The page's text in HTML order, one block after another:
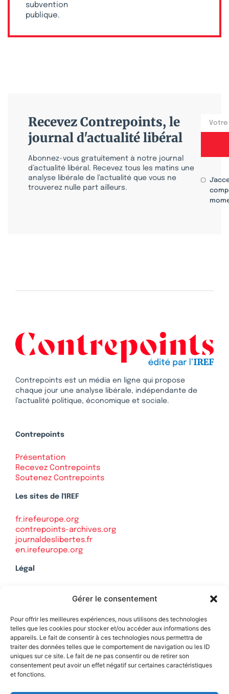
Gérer le consentement
Pour offrir les meilleures expériences, nous utilisons des technologies
telles que les cookies pour stocker et/ou accéder aux informations des
appareils. Le fait de consentir à ces technologies nous permettra de
traiter des données telles que le comportement de navigation ou les ID
uniques sur ce site. Le fait de ne pas consentir ou de retirer son
consentement peut avoir un effet négatif sur certaines caractéristiques
et fonctions.
subvention
publique.
Recevez Contrepoints, le
journal d'actualité libéral
Abonnez-vous gratuitement à notre journal
d’actualité libéral. Recevez tous les matins une
analyse libérale de l’actualité que vous ne
trouverez nulle part ailleurs.
Contrepoints est un média en ligne qui propose
chaque jour une analyse libérale, indépendante de
l’actualité politique, économique et sociale.
Contrepoints
Présentation
Recevez Contrepoints
Soutenez Contrepoints
Les sites de l'IREF
fr.irefeurope.org
contrepoints-archives.org
journaldeslibertes.fr
en.irefeurope.org
Légal
Politique de confidentialité
Soutenez Contrepoints